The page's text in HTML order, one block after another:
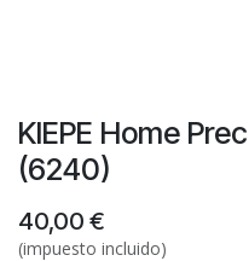
KIEPE Home
(6240)
40,00 €
(impuesto incluido)